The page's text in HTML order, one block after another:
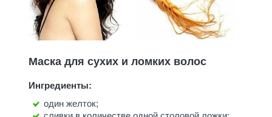
Маска для сухих и ломких волос
Ингредиенты:
один желток;